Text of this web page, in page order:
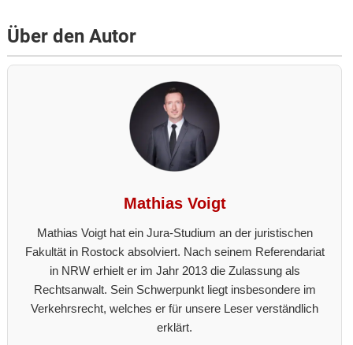
Über den Autor
Mathias Voigt
Mathias Voigt hat ein Jura-Studium an der juristischen
Fakultät in Rostock absolviert. Nach seinem Referendariat
in NRW erhielt er im Jahr 2013 die Zulassung als
Rechtsanwalt. Sein Schwerpunkt liegt insbesondere im
Verkehrsrecht, welches er für unsere Leser verständlich
erklärt.